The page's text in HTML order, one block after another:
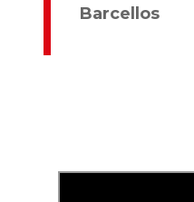
Barcellos